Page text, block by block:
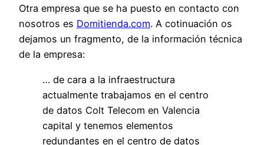
Otra empresa que se ha puesto en contacto con
nosotros es Domitienda.com. A cotinuación os
dejamos un fragmento, de la información técnica
de la empresa:
… de cara a la infraestructura
actualmente trabajamos en el centro
de datos Colt Telecom en Valencia
capital y tenemos elementos
redundantes en el centro de datos